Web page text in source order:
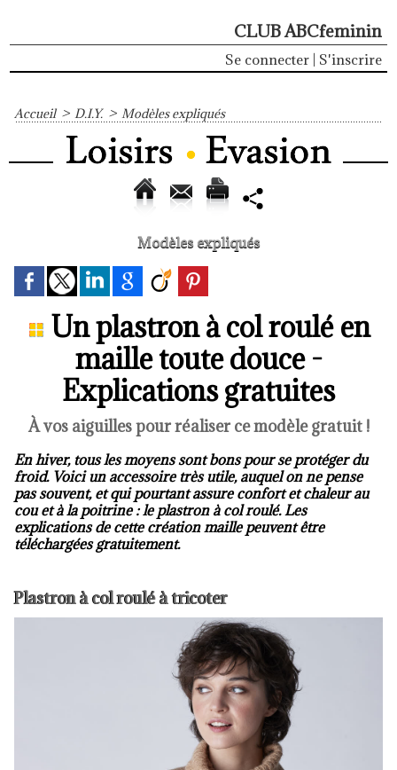
CLUB ABCfeminin
Se connecter S'inscrire
Accueil > D.I.Y. > Modèles expliqués
Modèles expliqués
Un plastron à col roulé en
maille toute douce -
Explications gratuites
À vos aiguilles pour réaliser ce modèle gratuit !
En hiver, tous les moyens sont bons pour se protéger du
froid. Voici un accessoire très utile, auquel on ne pense
pas souvent, et qui pourtant assure confort et chaleur au
cou et à la poitrine : le plastron à col roulé. Les
explications de cette création maille peuvent être
téléchargées gratuitement.
Plastron à col roulé à tricoter